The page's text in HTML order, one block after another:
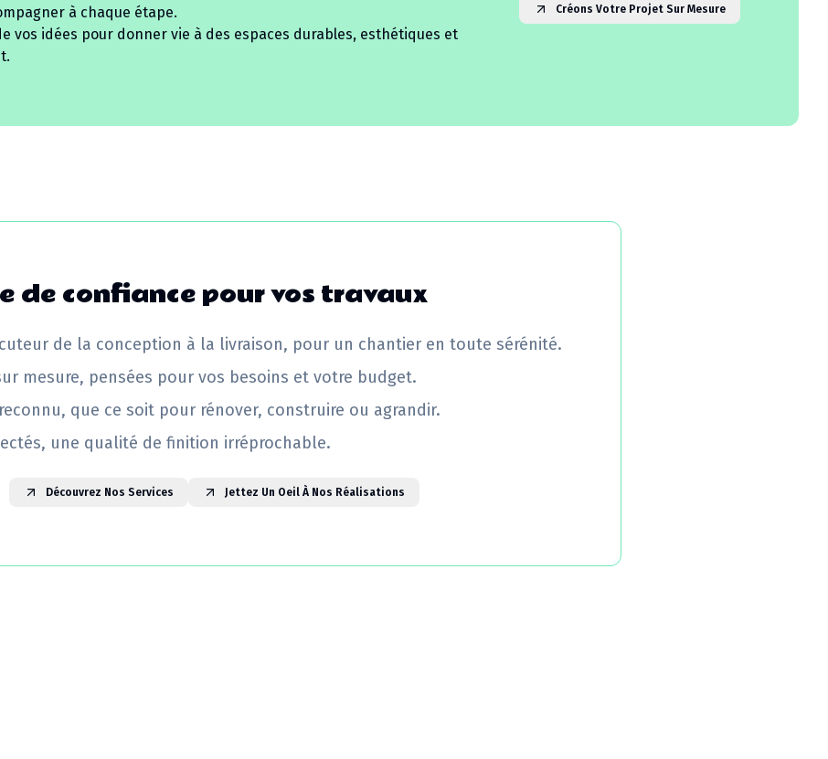
à chaque étape.
vos idées pour donner vie à des espaces durables, esthétiques et
Créons Votre Projet Sur Mesure
de confiance pour vos travaux
de la conception à la livraison, pour un chantier en toute sérénité.
mesure, pensées pour vos besoins et votre budget.
que ce soit pour rénover, construire ou agrandir.
une qualité de finition irréprochable.
Découvrez Nos Services Jettez Un Oeil À Nos Réalisations